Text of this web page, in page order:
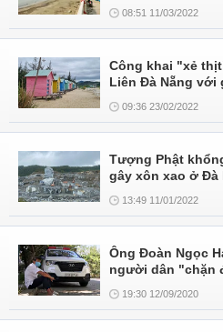
08:51 11/03/2022
Công khai "xẻ
Liên Đà Nẵng với
09:36 23/02/2022
Tượng Phật
gây xôn xao ở Đà
13:49 11/01/2022
Ông Đoàn Ngọc
người dân "chặn
19:30 12/09/2020